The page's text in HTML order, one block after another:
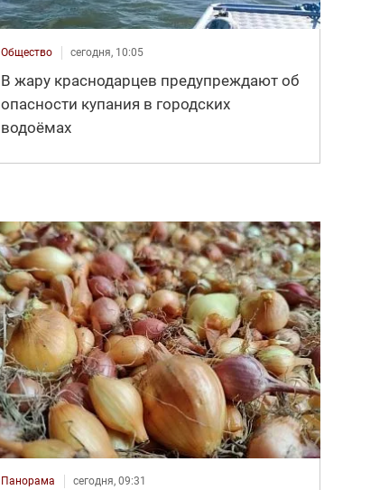
Общество сегодня, 10:05
В жару краснодарцев предупреждают об
опасности купания в городских
водоёмах
Панорама сегодня, 09:31